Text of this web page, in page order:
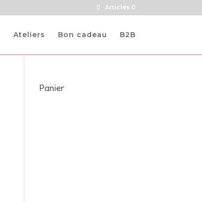
Articles 0
Ateliers Bon cadeau B2B
Panier